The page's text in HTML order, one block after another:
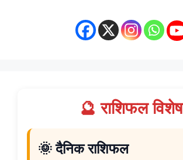
🔮 राशिफल विशेष
🌞 दैनिक राशिफल